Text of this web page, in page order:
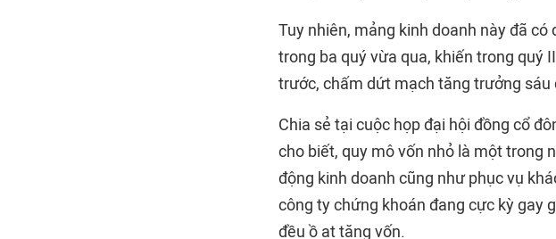
Tuy nhiên, mảng kinh doanh này đã
trong ba quý vừa qua, khiến trong quý
trước, chấm dứt mạch tăng trưởng sáu
Chia sẻ tại cuộc họp đại hội đồng cổ
cho biết, quy mô vốn nhỏ là một trong
động kinh doanh cũng như phục vụ
công ty chứng khoán đang cực kỳ gay
đều ồ ạt tăng vốn.